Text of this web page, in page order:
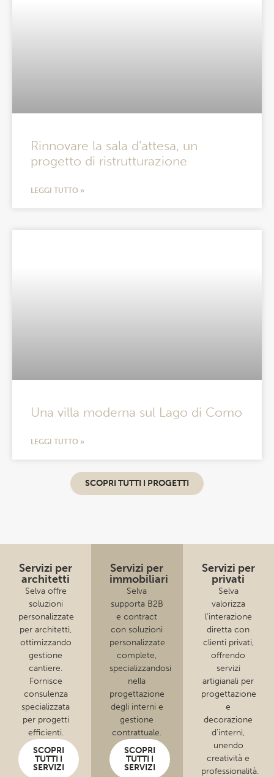
Rinnovare la sala d’attesa, un
progetto di ristrutturazione
LEGGI TUTTO »
Una villa moderna sul Lago di Como
LEGGI TUTTO »
SCOPRI TUTTI I PROGETTI
Servizi per
architetti
Selva offre
soluzioni
personalizzate
per architetti,
ottimizzando
gestione
cantiere.
Fornisce
consulenza
specializzata
per progetti
efficienti.
SCOPRI
TUTTI I
SERVIZI
Servizi per
immobiliari
Selva
supporta B2B
e contract
con soluzioni
personalizzate
complete,
specializzandosi
nella
progettazione
degli interni e
gestione
contrattuale.
SCOPRI
TUTTI I
SERVIZI
Servizi per
privati
Selva
valorizza
l’interazione
diretta con
clienti privati,
offrendo
servizi
artigianali per
progettazione
e
decorazione
d’interni,
unendo
creatività e
professionalità.